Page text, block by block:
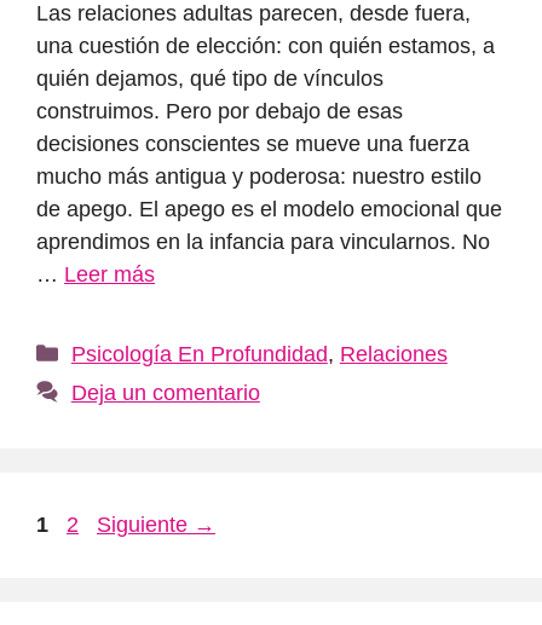
Las relaciones adultas parecen, desde fuera,
una cuestión de elección: con quién estamos, a
quién dejamos, qué tipo de vínculos
construimos. Pero por debajo de esas
decisiones conscientes se mueve una fuerza
mucho más antigua y poderosa: nuestro estilo
de apego. El apego es el modelo emocional que
aprendimos en la infancia para vincularnos. No
… Leer más
Categorías
Psicología En Profundidad, Relaciones
Deja un comentario
Página
1 Página
2 Siguiente →